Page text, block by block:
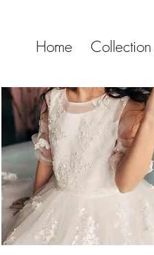
Home Collection